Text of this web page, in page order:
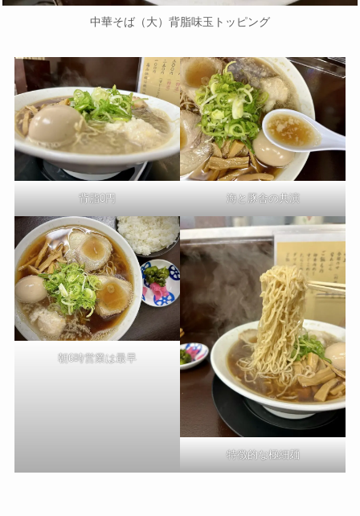
中華そば（大）背脂味玉トッピング
背脂0円 海と豚舎の共演
朝6時営業は最早
特徴的な極細麺